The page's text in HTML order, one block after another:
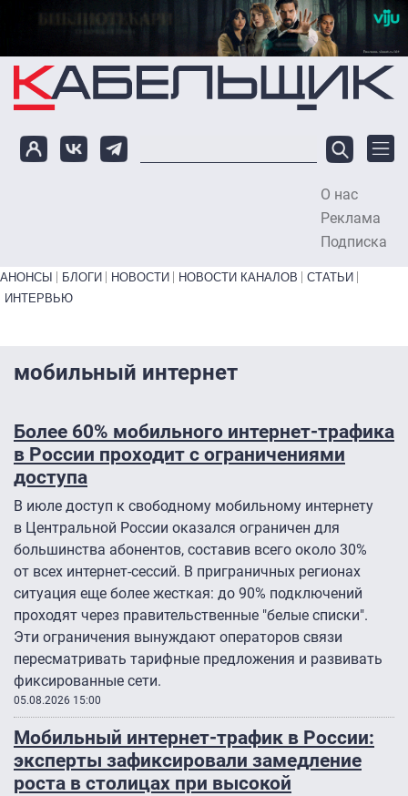
Перейти к основному содержанию
О нас
Реклама
Подписка
Primary links bottom
АНОНСЫ БЛОГИ НОВОСТИ НОВОСТИ КАНАЛОВ
СТАТЬИ
ИНТЕРВЬЮ
мобильный интернет
Более 60% мобильного интернет-трафика
в России проходит с ограничениями
доступа
В июле доступ к свободному мобильному интернету
в Центральной России оказался ограничен для
большинства абонентов, составив всего около 30%
от всех интернет-сессий. В приграничных регионах
ситуация еще более жесткая: до 90% подключений
проходят через правительственные "белые списки".
Эти ограничения вынуждают операторов связи
пересматривать тарифные предложения и развивать
фиксированные сети.
05.08.2026 15:00
Мобильный интернет-трафик в России:
эксперты зафиксировали замедление
роста в столицах при высокой